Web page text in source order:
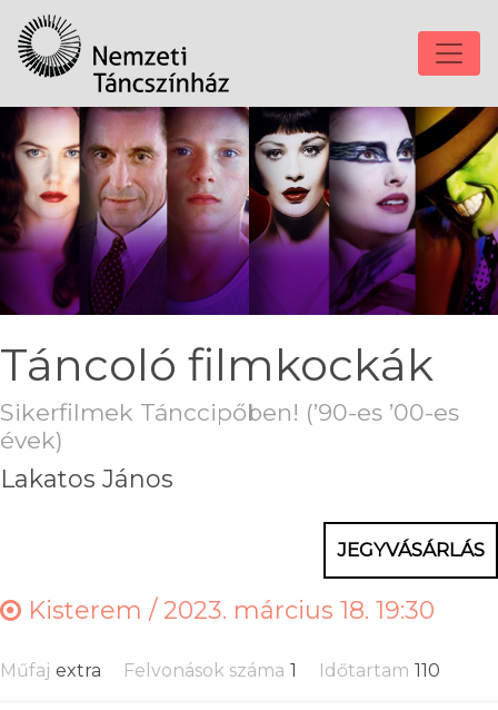
Táncoló filmkockák
Sikerfilmek Tánccipőben! (’90-es ’00-es
évek)
Lakatos János
JEGYVÁSÁRLÁS
Kisterem /2023. március 18. 19:30
Műfaj extra Felvonások száma 1 Időtartam 110